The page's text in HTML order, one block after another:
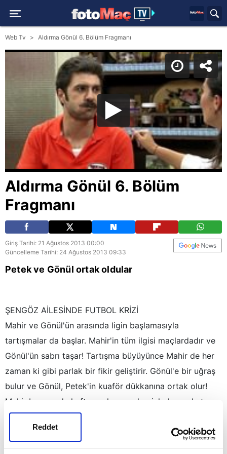
Reddet
Web Tv Aldırma Gönül 6. Bölüm Fragmanı
Aldırma Gönül 6. Bölüm
Fragmanı
Giriş Tarihi: 21 Ağustos 2013 00:00
Güncelleme Tarihi: 24 Ağustos 2013 09:33
Petek ve Gönül ortak oldular
ŞENGÖZ AİLESİNDE FUTBOL KRİZİ
Mahir ve Gönül'ün arasında ligin başlamasıyla
tartışmalar da başlar. Mahir'in tüm ilgisi maçlardadır ve
Gönül'ün sabrı taşar! Tartışma büyüyünce Mahir de her
zaman ki gibi parlak bir fikir geliştirir. Gönül'e bir uğraş
bulur ve Gönül, Petek'in kuaför dükkanına ortak olur!
Mahir bu sayede hafta sonları maçları izlerken rahatsız
edilmeyeceği hayalini kurmuştur ama elbette hayat onu
yine zorlayacaktır!
PETEK VE GÖNÜL'ÜN PLANI MAHİR'İ HİÇ MUTLU